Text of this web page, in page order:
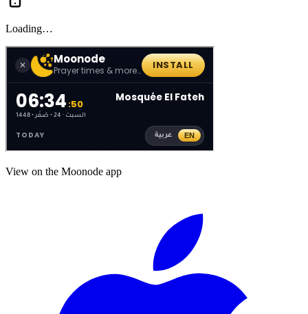
Loading…
View on the Moonode app